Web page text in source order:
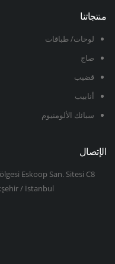
منتجاتنا
لوحات/ طباقات
صاج
قضيب
أنابيب
سبائك الألومنيوم
الإتصال
Eskoop San. Sitesi C8
/ İstanbul